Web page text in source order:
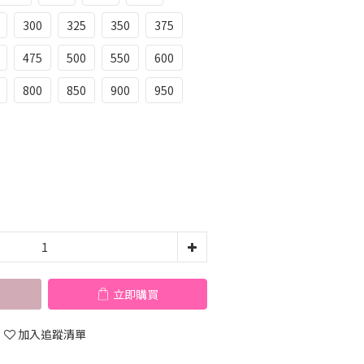
300
325 350
375
475
500 550
600
800
850 900 950
立即購買
加入追蹤清單